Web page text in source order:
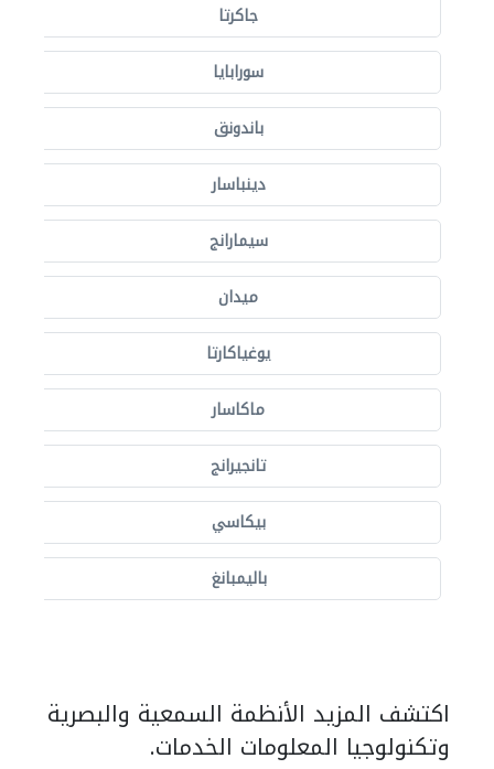
جاكرتا
سورابايا
باندونق
دينباسار
سيمارانج
ميدان
يوغياكارتا
ماكاسار
تانجيرانج
بيكاسي
باليمبانغ
اكتشف المزيد الأنظمة السمعية والبصرية
وتكنولوجيا المعلومات الخدمات.